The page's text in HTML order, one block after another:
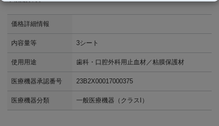
価格詳細情報
内容量等 3シート
使用用途 歯科・口腔外科用止血材／粘膜保護材
医療機器承認番号 23B2X00017000375
医療機器分類 一般医療機器（クラスI）